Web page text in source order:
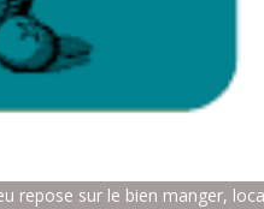
repose sur le bien manger,